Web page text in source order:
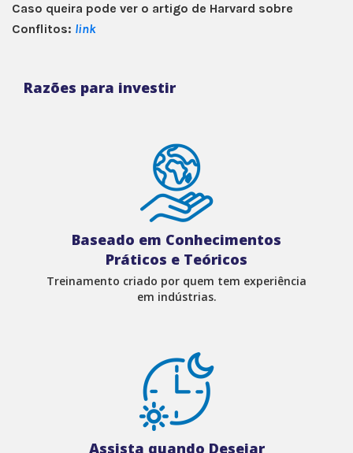
Caso queira pode ver o artigo de Harvard sobre
Conflitos: link
Razões para investir
Baseado em Conhecimentos
Práticos e Teóricos
Treinamento criado por quem tem experiência
em indústrias.
Assista quando Desejar